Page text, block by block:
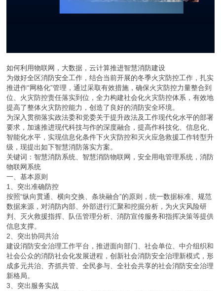
如何利用物联网，大数据，云计算推进智慧消防建设
为做好全区消防安全工作，结合当前开展的冬季火灾防控工作，扎实
推进作“网格化”管理，通过采取有效措施，确保火灾防控力量整合到
位、火灾防控责任落实到位，全力构建社会化火灾防控体系，有效地
提高了整体火灾防控能力，创造了良好的消防安全环境。
为深入贯彻落实政法委和党委关于提升政法及工作现代化水平的部署
要求，加速推进现代科技与作的深度融合，提高作科技化、信息化、
智能化水平，实现信息化条件下火灾防控和灭火应急救援工作转型升
级，现提出如下智慧消防落实方案。
关键词：智慧消防系统、智慧消防物联网，安全用电管理系统，消防
物联网系统
一、基本原则
1、突出准确防控
按照“纵向贯通、横向交换、条块融合”的原则，统一数据标准、规范
数据来源，对消防内部、外部进行汇聚和挖掘分析，为火灾风险研
判、灭火救援指挥、队伍管理分析、消防宣传服务和指挥决策等提供
信息支撑。
2、突出协同共治
建设消防安全治理工作平台，推进面向部门、社会单位、中介组织和
社会公众的消防社会化发展进程，创新社会消防安全治理新模式，形
成多元共治、齐抓共管、全民参与、全社会共享的社会消防安全治理
新格局。
3、突出服务实战